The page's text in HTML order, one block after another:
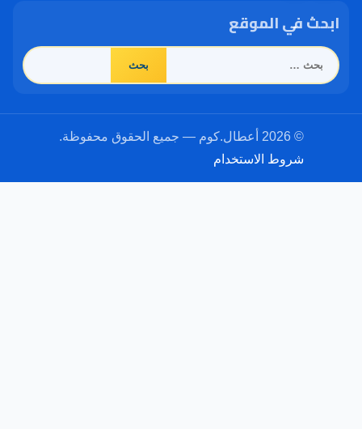
ابحث في الموقع
البحث
شروط الاستخدام